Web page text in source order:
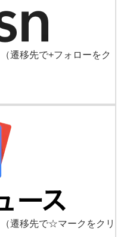
（遷移先で+フォローをク
（遷移先で☆マークをクリ